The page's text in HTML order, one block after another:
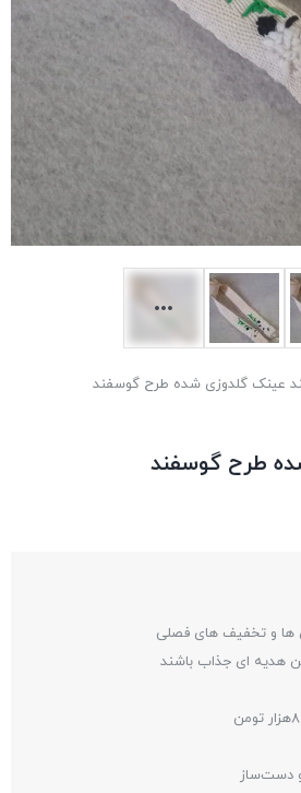
عینک گلدوزی شده طرح گوسفند
طرح گوسفند
ها و تخفیف های فصلی
هدیه ای جذاب باشند
دست‌ساز